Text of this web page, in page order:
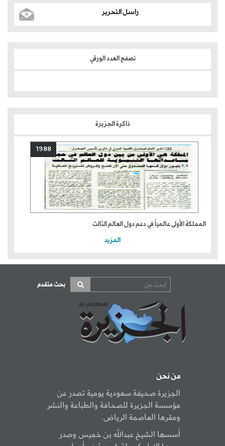
راسل التحرير
تصفح العدد الورقي
ذاكرة الجزيرة
1988
المملكة الأولى عالمياً في دعم دول العالم الثالث
المزيد
بحث متقدم
من نحن
الجزيرة صحيفة سعودية يومية تصدر عن
مؤسسة الجزيرة للصحافة والطباعة والنشر
ومقرها العاصمة الرياض.
أسسها الشيخ عبدالله بن خميس وصدر